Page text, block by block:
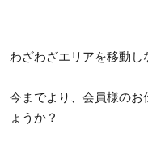
わざわざエリアを移動し
今までより、会員様のお
ょうか？